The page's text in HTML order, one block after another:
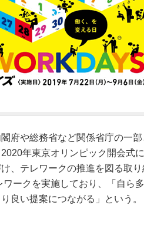
府や総務省など関係省庁の一部
年東京オリンピック開会式
、テレワークの推進を図る取
ークを実施しており、「自ら
良い提案につながる」という。